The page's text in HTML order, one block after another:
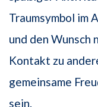
Traumsymbol im
und den Wunsch
Kontakt zu
gemeinsame
sein.